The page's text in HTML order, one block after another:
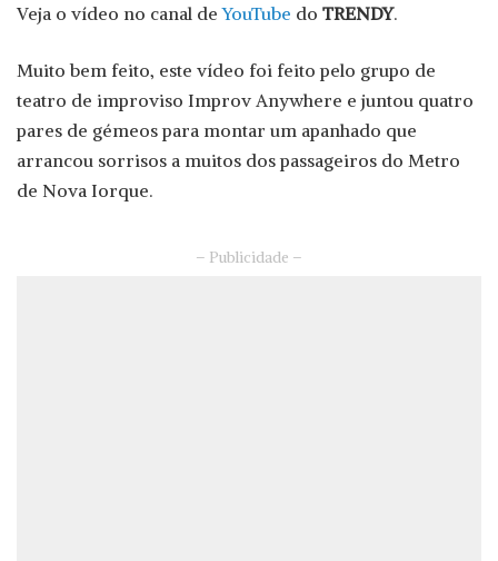
Veja o vídeo no canal deYouTube do TRENDY.
Muito bem feito, este vídeo foi feito pelo grupo de
teatro de improviso Improv Anywhere e juntou quatro
pares de gémeos para montar um apanhado que
arrancou sorrisos a muitos dos passageiros do Metro
de Nova Iorque.
– Publicidade –